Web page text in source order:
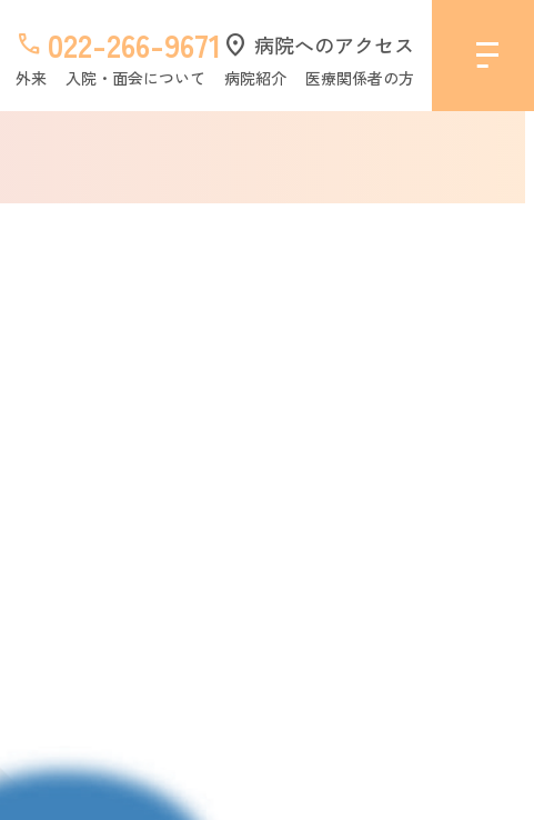
call 022-266-9671 location_on 病院へのアクセス
外来 入院・面会について 病院紹介 医療関係者の方